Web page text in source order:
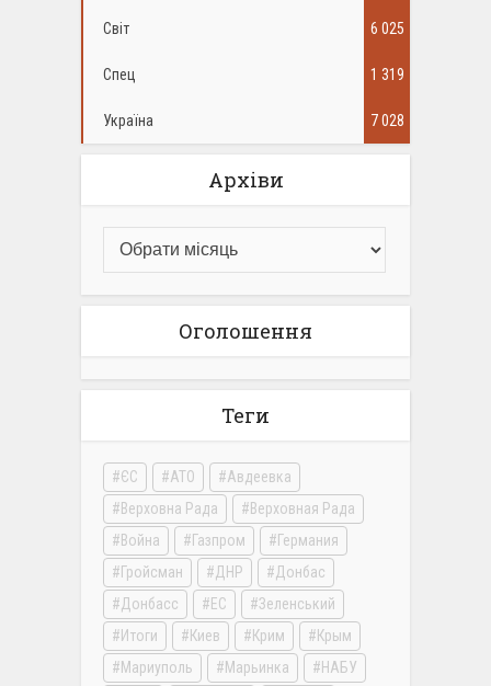
Світ 6 025
Спец 1 319
Україна 7 028
Архіви
Оголошення
Теги
ЄС АТО
Авдеевка
Верховна Рада
Верховная Рада
Война
Газпром
Германия
Гройсман
ДНР
Донбас
Донбасс
ЕС
Зеленський
Итоги
Киев Крим
Крым
Мариуполь
Марьинка НАБУ